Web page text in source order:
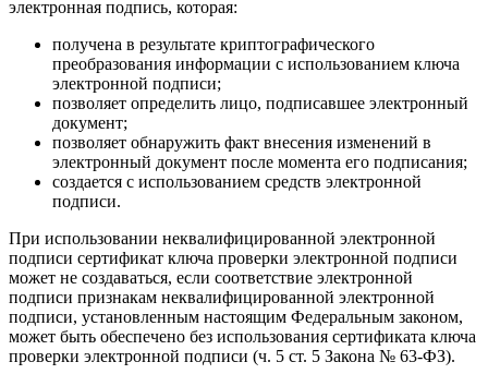
электронная подпись, которая:
получена в результате криптографического
преобразования информации с использованием ключа
электронной подписи;
позволяет определить лицо, подписавшее электронный
документ;
позволяет обнаружить факт внесения изменений в
электронный документ после момента его подписания;
создается с использованием средств электронной
подписи.
При использовании неквалифицированной электронной
подписи сертификат ключа проверки электронной подписи
может не создаваться, если соответствие электронной
подписи признакам неквалифицированной электронной
подписи, установленным настоящим Федеральным законом,
может быть обеспечено без использования сертификата ключа
проверки электронной подписи (ч. 5 ст. 5 Закона № 63-ФЗ).